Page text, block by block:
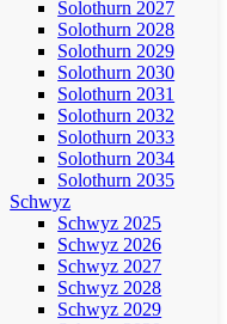
Solothurn 2027
Solothurn 2028
Solothurn 2029
Solothurn 2030
Solothurn 2031
Solothurn 2032
Solothurn 2033
Solothurn 2034
Solothurn 2035
Schwyz
Schwyz 2025
Schwyz 2026
Schwyz 2027
Schwyz 2028
Schwyz 2029